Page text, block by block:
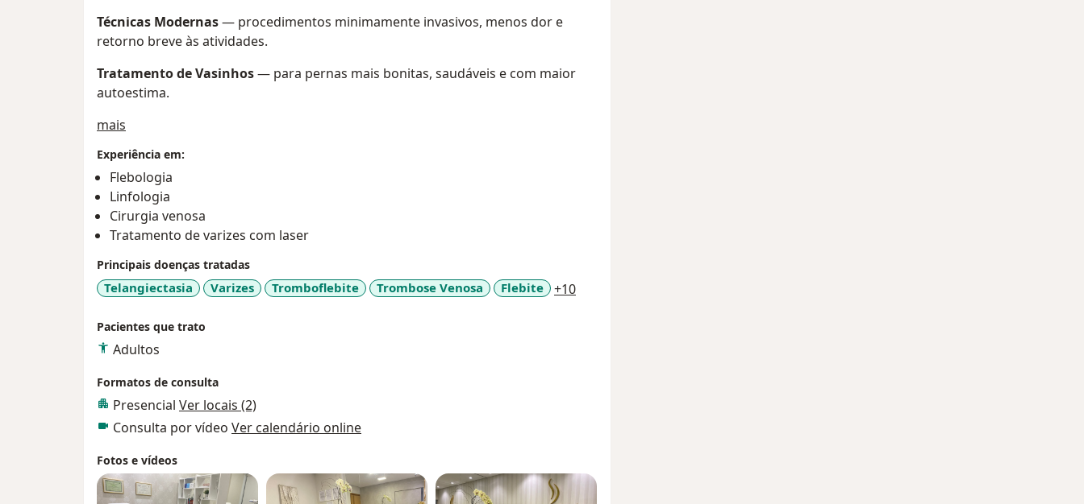
Técnicas Modernas— procedimentos minimamente invasivos, menos dor e
retorno breve às atividades.
Tratamento de Vasinhos— para pernas mais bonitas, saudáveis e com maior
autoestima.
mais
Experiência em:
Flebologia
Linfologia
Cirurgia venosa
Tratamento de varizes com laser
Principais doenças tratadas
Telangiectasia Varizes Tromboflebite Trombose Venosa Flebite +10a11y_sr_more_diseases
Pacientes que trato
Adultos
Formatos de consulta
Presencial Ver locais (2)
Consulta por vídeo Ver calendário online
Fotos e vídeos